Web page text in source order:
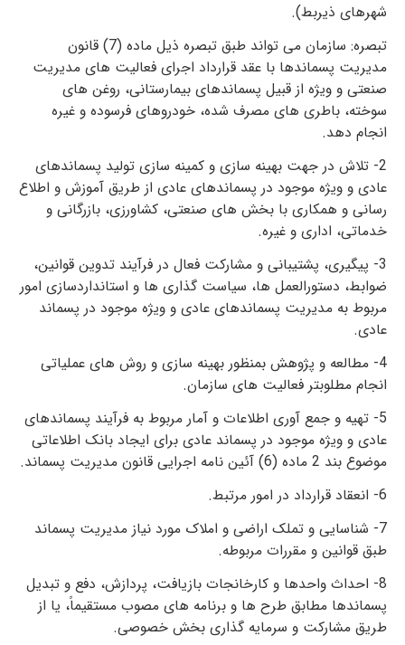
شهرهای ذیربط).
تبصره: سازمان می ­تواند طبق تبصره ذیل ماده (7) قانون
مدیریت پسماندها با عقد قرارداد اجرای فعالیت­ های مدیریت
صنعتی و ویژه از قبیل پسماندهای بیمارستانی، روغن­ های
سوخته، باطری­ های مصرف­ شده، خودروهای فرسوده و غیره
انجام دهد.
2- تلاش در جهت بهینه­ سازی و کمینه­ سازی تولید پسماندهای
عادی و ویژه موجود در پسماندهای عادی از طریق آموزش و اطلاع
رسانی و همکاری با بخش­ های صنعتی، کشاورزی، بازرگانی و
خدماتی، اداری و غیره.
3- پیگیری، پشتیبانی و مشارکت فعال در فرآیند تدوین قوانین،
ضوابط، دستورالعمل­ ها، سیاست­ گذاری­ ها و استانداردسازی امور
مربوط به مدیریت پسماندهای عادی و ویژه موجود در پسماند
عادی.
4- مطالعه و پژوهش بمنظور بهینه­ سازی و روش ­های عملیاتی
انجام مطلوب­تر فعالیت ­های سازمان.
5- تهیه و جمع ­آوری اطلاعات و آمار مربوط به فرآیند پسماندهای
عادی و ویژه موجود در پسماند عادی برای ایجاد بانک اطلاعاتی
موضوع بند 2 ماده (6) آئین نامه اجرایی قانون مدیریت پسماند.
6- انعقاد قرارداد در امور مرتبط.
7- شناسایی و تملک اراضی و املاک مورد نیاز مدیریت پسماند
طبق قوانین و مقررات مربوطه.
8- احداث واحدها و کارخانجات بازیافت، پردازش، دفع و تبدیل
پسماندها مطابق طرح­ ها و برنامه ­های مصوب مستقیماً، یا از
طریق مشارکت و سرمایه­ گذاری بخش خصوصی.